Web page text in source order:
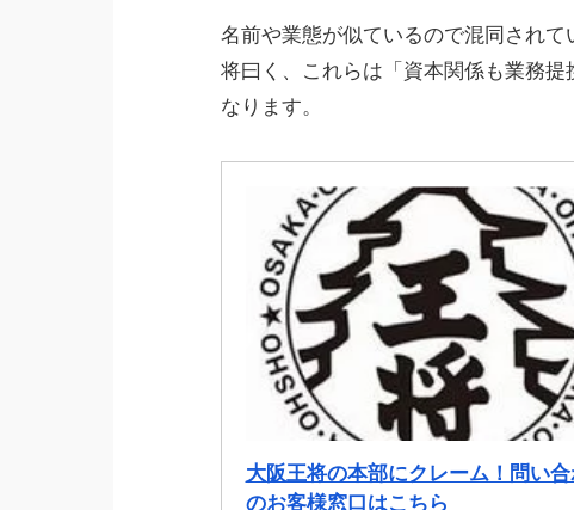
名前や業態が似ているので混同され
将曰く、これらは「資本関係も業務
なります。
大阪王将の本部にクレーム！問い
のお客様窓口はこちら